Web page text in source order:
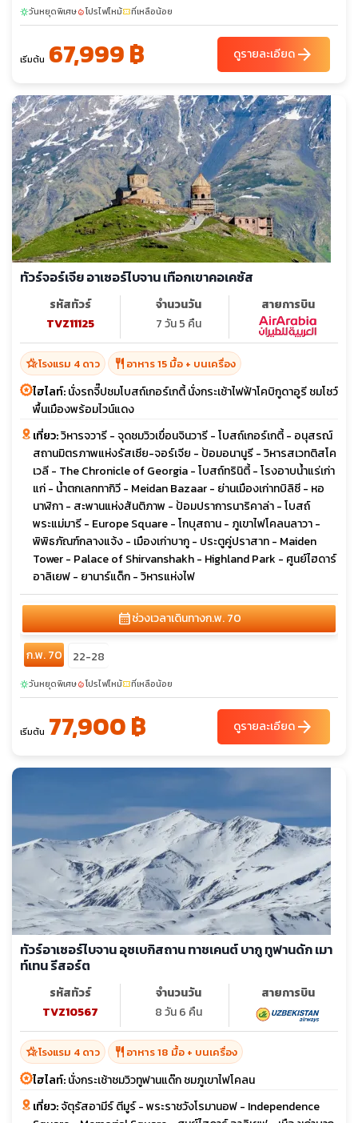
sunnyวันหยุดพิเศษlocal_fire_departmentโปรไฟไหม้confirmation_numberที่เหลือน้อย
เริ่มต้น 67,999 ฿ ดูรายละเอียดarrow_forward
ทัวร์จอร์เจีย อาเซอร์ไบจาน เทือกเขาคอเคซัส
รหัสทัวร์
TVZ11125
จำนวนวัน
7 วัน 5 คืน
สายการบิน
hotel_classโรงแรม 4 ดาว restaurant อาหาร 15 มื้อ + บนเครื่อง
ไฮไลท์:นั่งรถจี๊ปชมโบสถ์เกอร์เกตี้ นั่งกระเช้าไฟฟ้าโคบิกูดาอูรี ชมโชว์
พื้นเมืองพร้อมไวน์แดง
เที่ยว:วิหารจวารี - จุดชมวิวเขื่อนจินวารี - โบสถ์เกอร์เกตี้ - อนุสรณ์
สถานมิตรภาพแห่งรัสเซีย-จอร์เจีย - ป้อมอนานูรี - วิหารสเวทติสโค
เวลี - The Chronicle of Georgia - โบสถ์ทรินิตี้ - โรงอาบน้ำแร่เก่า
แก่ - น้ำตกเลกทากิวี - Meidan Bazaar - ย่านเมืองเก่าทบิลิซี - หอ
นาฬิกา - สะพานแห่งสันติภาพ - ป้อมปราการนาริคาล่า - โบสถ์
พระแม่มารี - Europe Square - โกบุสถาน - ภูเขาไฟโคลนลาวา -
พิพิธภัณฑ์กลางแจ้ง - เมืองเก่าบากู - ประตูคู่ปราสาท - Maiden
Tower - Palace of Shirvanshakh - Highland Park - ศูนย์ไฮดาร์
อาลิเยฟ - ยานาร์แด็ก - วิหารแห่งไฟ
calendar_monthช่วงเวลาเดินทางก.พ. 70
ก.พ. 70 22-28
sunnyวันหยุดพิเศษlocal_fire_departmentโปรไฟไหม้confirmation_numberที่เหลือน้อย
เริ่มต้น 77,900 ฿ ดูรายละเอียดarrow_forward
ทัวร์อาเซอร์ไบจาน อุซเบกิสถาน ทาชเคนต์ บากู ทูฟานดัก เมา
ท์เทน รีสอร์ต
รหัสทัวร์
TVZ10567
จำนวนวัน
8 วัน 6 คืน
สายการบิน
hotel_classโรงแรม 4 ดาว restaurant อาหาร 18 มื้อ + บนเครื่อง
ไฮไลท์:นั่งกระเช้าชมวิวทูฟานแด๊ก ชมภูเขาไฟโคลน
เที่ยว:จัตุรัสอามีร์ ตีมูร์ - พระราชวังโรมานอฟ - Independence